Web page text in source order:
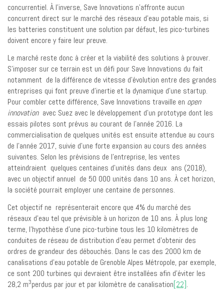
concurrentiel. À l’inverse, Save Innovations n’affronte aucun
concurrent direct sur le marché des réseaux d’eau potable mais, si
les batteries constituent une solution par défaut, les pico-turbines
doivent encore y faire leur preuve.
Le marché reste donc à créer et la viabilité des solutions à prouver.
S’imposer sur ce terrain est un défi pour Save Innovations du fait
notamment de la différence de vitesse d’évolution entre des grandes
entreprises qui font preuve d’inertie et la dynamique d’une startup.
Pour combler cette différence, Save Innovations travaille en open
innovationavec Suez avec le développement d’un prototype dont les
essais pilotes sont prévus au courant de l’année 2016. La
commercialisation de quelques unités est ensuite attendue au cours
de l’année 2017, suivie d’une forte expansion au cours des années
suivantes. Selon les prévisions de l’entreprise, les ventes
atteindraient quelques centaines d’unités dans deux ans (2018),
avec un objectif annuel de 50 000 unités dans 10 ans. À cet horizon,
la société pourrait employer une centaine de personnes.
Cet objectif ne représenterait encore que 4% du marché des
réseaux d’eau tel que prévisible à un horizon de 10 ans. À plus long
terme, l’hypothèse d’une pico-turbine tous les 10 kilomètres de
conduites de réseau de distribution d’eau permet d’obtenir des
ordres de grandeur des débouchés. Dans le cas des 2000 km de
canalisations d’eau potable de Grenoble Alpes Métropole, par exemple,
ce sont 200 turbines qui devraient être installées afin d’éviter les
28,2 m3perdus par jour et par kilomètre de canalisation[22].